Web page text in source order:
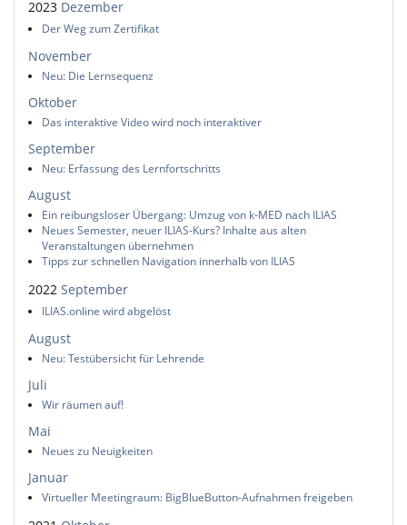
2023 Dezember
Der Weg zum Zertifikat
November
Neu: Die Lernsequenz
Oktober
Das interaktive Video wird noch interaktiver
September
Neu: Erfassung des Lernfortschritts
August
Ein reibungsloser Übergang: Umzug von k-MED nach ILIAS
Neues Semester, neuer ILIAS-Kurs? Inhalte aus alten
Veranstaltungen übernehmen
Tipps zur schnellen Navigation innerhalb von ILIAS
2022 September
ILIAS.online wird abgelöst
August
Neu: Testübersicht für Lehrende
Juli
Wir räumen auf!
Mai
Neues zu Neuigkeiten
Januar
Virtueller Meetingraum: BigBlueButton-Aufnahmen freigeben